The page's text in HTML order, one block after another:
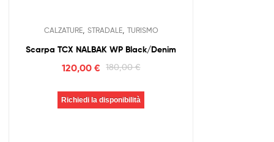
CALZATURE, STRADALE, TURISMO
Scarpa TCX NALBAK WP Black/Denim
180,00€
120,00 €
Richiedi la disponibilità